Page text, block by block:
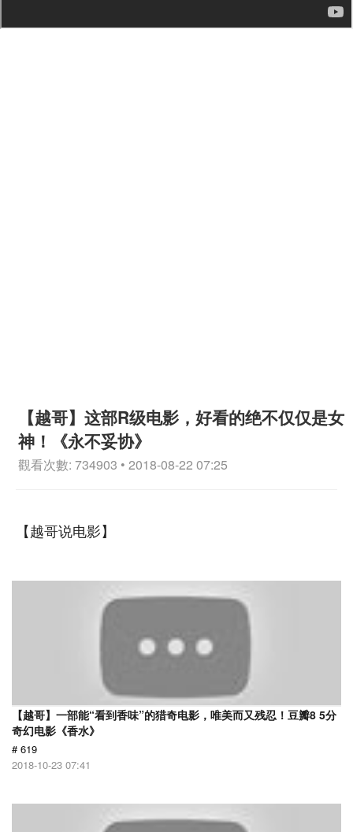
【越哥】这部R级电影，好看的绝不仅仅是女
神！《永不妥协》
觀看次數: 734903 • 2018-08-22 07:25
【越哥说电影】
【越哥】一部能“看到香味”的猎奇电影，唯美而又残忍！豆瓣8 5分
奇幻电影《香水》
# 619
2018-10-23 07:41